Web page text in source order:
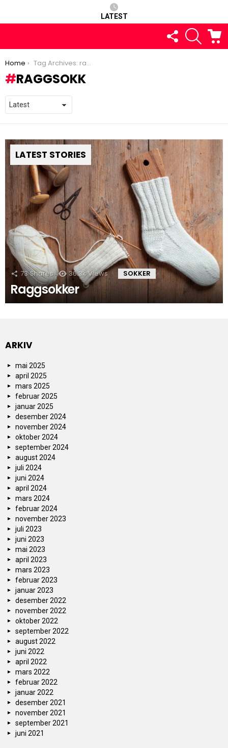
LATEST
FOLLOW
US
SEARCH
You are here:
Home Tag Archives: raggsokk
RAGGSOKK
LATEST STORIES
73 Shares 36.3k Views SOKKER
Raggsokker
ARKIV
mai 2025
april 2025
mars 2025
februar 2025
januar 2025
desember 2024
november 2024
oktober 2024
september 2024
august 2024
juli 2024
juni 2024
april 2024
mars 2024
februar 2024
november 2023
juli 2023
juni 2023
mai 2023
april 2023
mars 2023
februar 2023
januar 2023
desember 2022
november 2022
oktober 2022
september 2022
august 2022
juni 2022
april 2022
mars 2022
februar 2022
januar 2022
desember 2021
november 2021
september 2021
juni 2021